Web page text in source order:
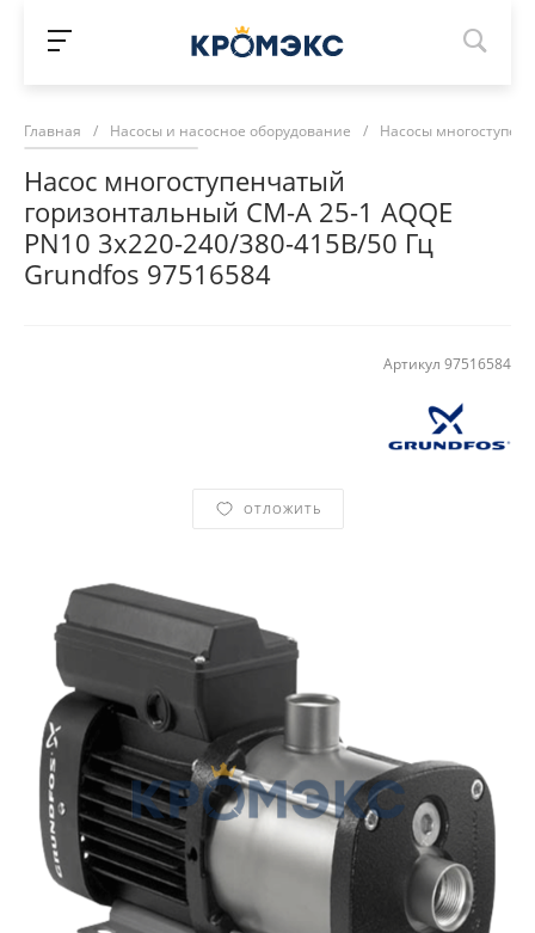
Главная / Насосы и насосное оборудование / Насосы
Насос многоступенчатый
горизонтальный CM-A 25-1 AQQE
PN10 3х220-240/380-415В/50 Гц
Grundfos 97516584
Артикул 97516584
ОТЛОЖИТЬ